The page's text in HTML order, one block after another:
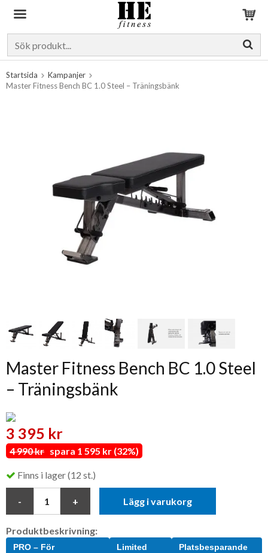
Startsida
Kampanjer
Master Fitness Bench BC 1.0 Steel – Träningsbänk
Master Fitness Bench BC 1.0 Steel
– Träningsbänk
3 395 kr
4 990 kr spara 1 595 kr (32%)
Finns i lager (12 st.)
Lägg i varukorg
Produktbeskrivning:
PRO – För
Limited
Platsbesparande